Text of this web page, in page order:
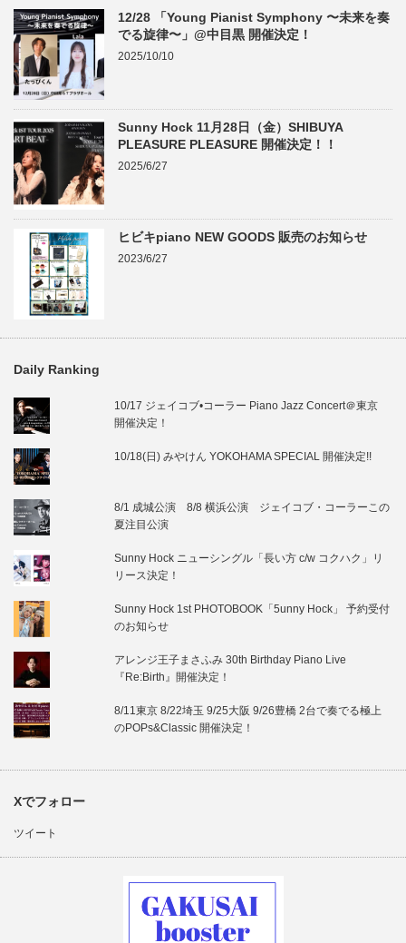
12/28 「Young Pianist Symphony 〜未来を奏
でる旋律〜」@中目黒 開催決定！
2025/10/10
Sunny Hock 11月28日（金）SHIBUYA
PLEASURE PLEASURE 開催決定！！
2025/6/27
ヒビキpiano NEW GOODS 販売のお知らせ
2023/6/27
Daily Ranking
10/17 ジェイコブ•コーラー Piano Jazz Concert＠東京
開催決定！
10/18(日) みやけん YOKOHAMA SPECIAL 開催決定!!
8/1 成城公演 8/8 横浜公演 ジェイコブ・コーラーこの
夏注目公演
Sunny Hock ニューシングル「長い方 c/w コクハク」リ
リース決定！
Sunny Hock 1st PHOTOBOOK「5unny Hock」 予約受付
のお知らせ
アレンジ王子まさふみ 30th Birthday Piano Live
『Re:Birth』開催決定！
8/11東京 8/22埼玉 9/25大阪 9/26豊橋 2台で奏でる極上
のPOPs&Classic 開催決定！
Xでフォロー
ツイート